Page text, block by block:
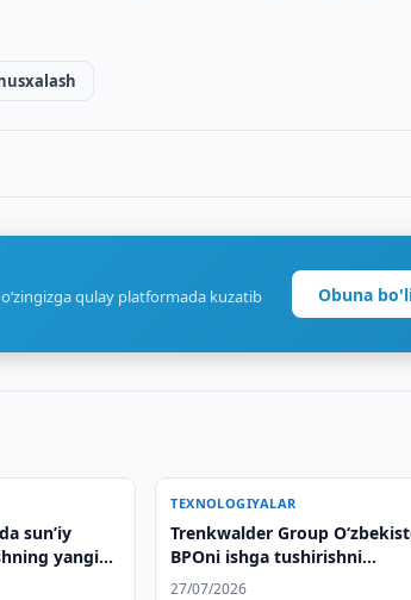
qulay platformada kuzatib
Obuna
sunʼiy
yangi
berdi
TEXNOLOGIYALAR
Trenkwalder Group
BPOni ishga tushirishni
oʻrganmoqda / Fot
27/07/2026